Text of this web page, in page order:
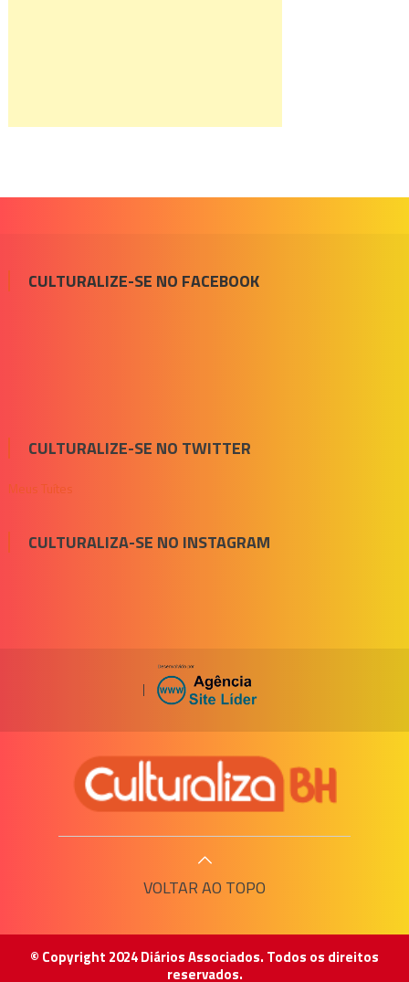
CULTURALIZE-SE NO FACEBOOK
CULTURALIZE-SE NO TWITTER
Meus Tuítes
CULTURALIZA-SE NO INSTAGRAM
|
VOLTAR AO TOPO
© Copyright 2024 Diários Associados. Todos os direitos
reservados.